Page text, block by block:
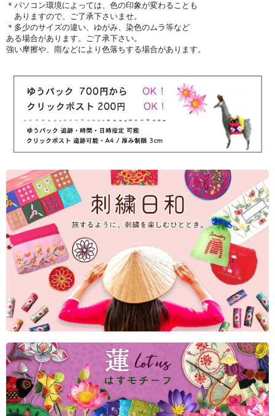
＊パソコン環境によっては、色の印象が変わることも
ありますので、ご了承下さいませ。
＊多少のサイズの違い、ゆがみ、染色のムラ等など
ある場合があります。ご了承下さい。
強い摩擦や、雨などにより色落ちする場合があります。